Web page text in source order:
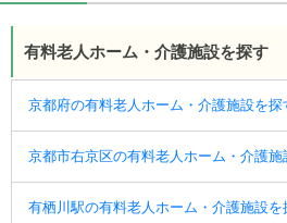
有料老人ホーム・介護施設を探す
京都府の有料老人ホーム・介護施設を探
京都市右京区の有料老人ホーム・介護施
有栖川駅の有料老人ホーム・介護施設を